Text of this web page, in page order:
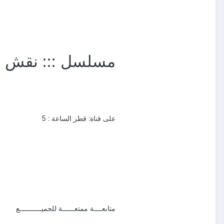
مسلسل ::: نقش
على قناة: قطر الساعة : 5
متابعــــة ممتعــــــة للجميـــــــــــع